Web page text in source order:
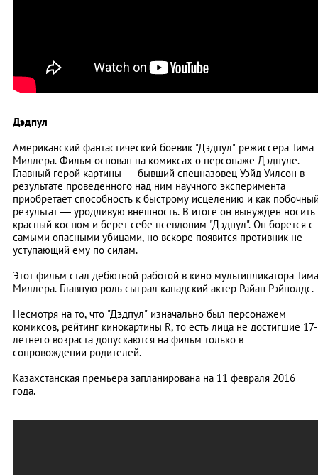
Дэдпул
Американский фантастический боевик "Дэдпул" режиссера Тима
Миллера. Фильм основан на комиксах о персонаже Дэдпуле.
Главный герой картины — бывший спецназовец Уэйд Уилсон в
результате проведенного над ним научного эксперимента
приобретает способность к быстрому исцелению и как
результат — уродливую внешность. В итоге он вынужден носить
красный костюм и берет себе псевдоним "Дэдпул". Он борется с
самыми опасными убицами, но вскоре появится противник не
уступающий ему по силам.
Этот фильм стал дебютной работой в кино мультипликатора Тима
Миллера. Главную роль сыграл канадский актер Райан Рэйнолдс.
Несмотря на то, что "Дэдпул" изначально был персонажем
комиксов, рейтинг кинокартины R, то есть лица не достигшие 17-
летнего возраста допускаются на фильм только в
сопровождении родителей.
Казахстанская премьера запланирована на 11 февраля 2016
года.